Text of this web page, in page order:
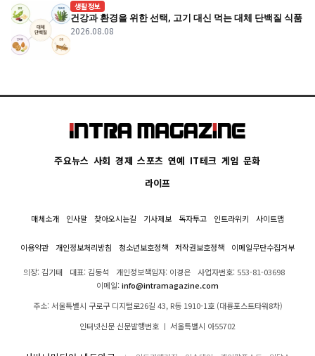
생활정보
건강과 환경을 위한 선택, 고기 대신 먹는 대체 단백질 식품
2026.08.08
주요뉴스 사회 경제 스포츠 연예 IT테크 게임 문화
라이프
매체소개 인사말 찾아오시는길 기사제보 독자투고 인트라위키 사이트맵
이용약관 개인정보처리방침 청소년보호정책 저작권보호정책 이메일무단수집거부
의장: 김기태 대표: 김동석 개인정보책임자: 이경은
사업자번호: 553-81-03698
이메일:info@intramagazine.com
주소: 서울특별시 구로구 디지털로26길 43, R동 1910-1호 (대륭포스트타워8차)
인터넷신문 신문발행번호 ㅣ 서울특별시 아55702